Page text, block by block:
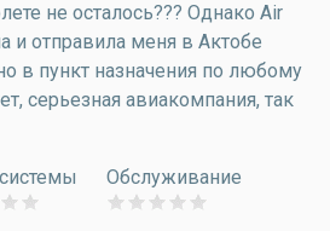
не осталось??? Однако Air
и отправила меня в Актобе
в пункт назначения по любому
серьезная авиакомпания, так
Обслуживание